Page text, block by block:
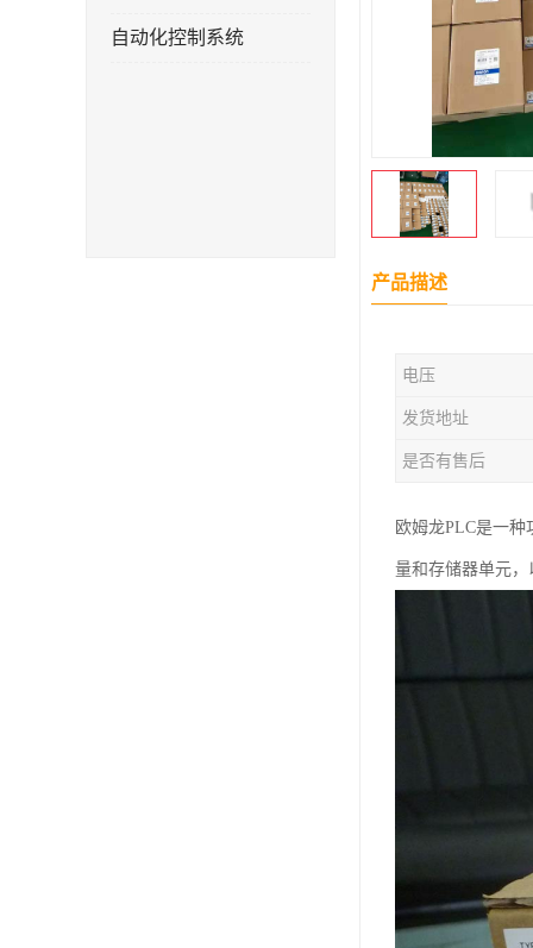
自动化控制系统
产品描述
电压
发货地址
是否有售后
欧姆龙PLC是一
量和存储器单元，